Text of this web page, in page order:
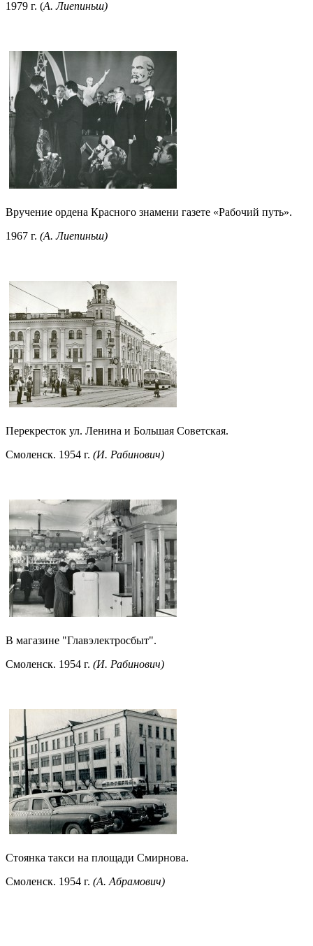
1979 г. (А. Лиепиньш)
Вручение ордена Красного знамени газете «Рабочий путь».
1967 г. (А. Лиепиньш)
Перекресток ул. Ленина и Большая Советская.
Смоленск. 1954 г. (И. Рабинович)
В магазине "Главэлектросбыт".
Смоленск. 1954 г. (И. Рабинович)
Стоянка такси на площади Смирнова.
Смоленск. 1954 г. (А. Абрамович)